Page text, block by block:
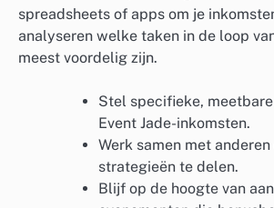
spreadsheets of apps om je
analyseren welke taken in de loop
meest voordelig zijn.
Stel specifieke,
Event Jade-inkomsten.
Werk samen met
strategieën te delen.
Blijf op de hoogte van